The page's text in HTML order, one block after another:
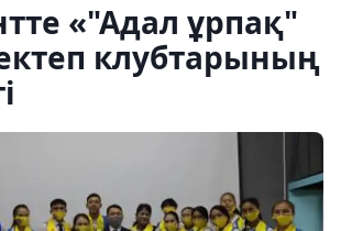
«"Адал ұрпақ"
клубтарының